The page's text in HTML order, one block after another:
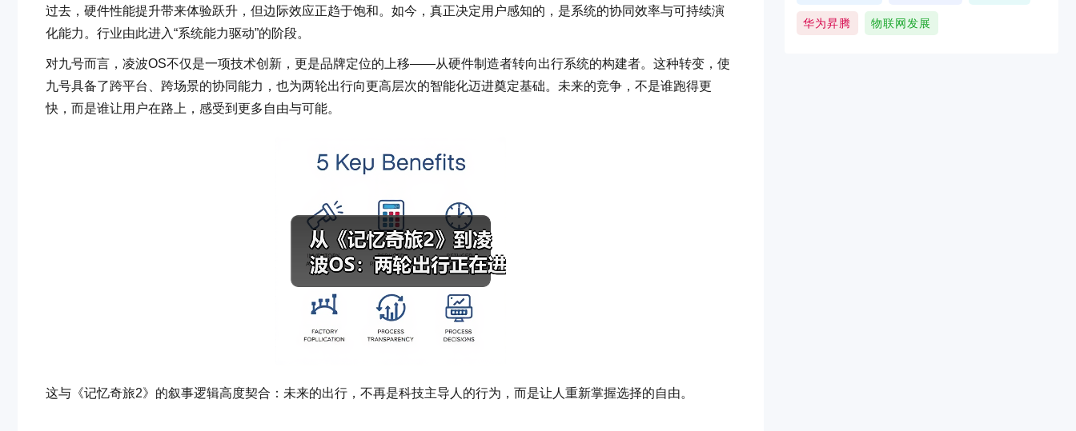
过去，硬件性能提升带来体验跃升，但边际效应正趋于饱和。如今，真正决定用户感知的，是系统的协同效率与可持续演
化能力。行业由此进入“系统能力驱动”的阶段。
对九号而言，凌波OS不仅是一项技术创新，更是品牌定位的上移——从硬件制造者转向出行系统的构建者。这种转变，使
九号具备了跨平台、跨场景的协同能力，也为两轮出行向更高层次的智能化迈进奠定基础。未来的竞争，不是谁跑得更
快，而是谁让用户在路上，感受到更多自由与可能。
这与《记忆奇旅2》的叙事逻辑高度契合：未来的出行，不再是科技主导人的行为，而是让人重新掌握选择的自由。
华为昇腾 物联网发展